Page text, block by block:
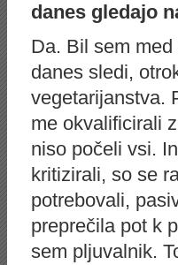
danes gledajo
Da. Bil sem
danes sledi,
vegetarijanstva.
me okvalificirali
niso počeli vsi.
kritizirali, so se
potrebovali,
preprečila pot k
sem pljuvalnik.